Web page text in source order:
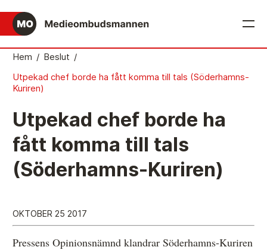
Det medieetiska systemet
Mediernas Etiknämnd fattar de avgörande besluten
Publicitetsreglerna – grunden i det medieetiska
systemet
Vill du ansluta till det medieetiska systemet?
Hem / Beslut /
Utpekad chef borde ha fått komma till tals (Söderhamns-
Kuriren)
Utpekad chef borde ha
fått komma till tals
(Söderhamns-Kuriren)
OKTOBER 25 2017
Pressens Opinionsnämnd klandrar Söderhamns-Kuriren